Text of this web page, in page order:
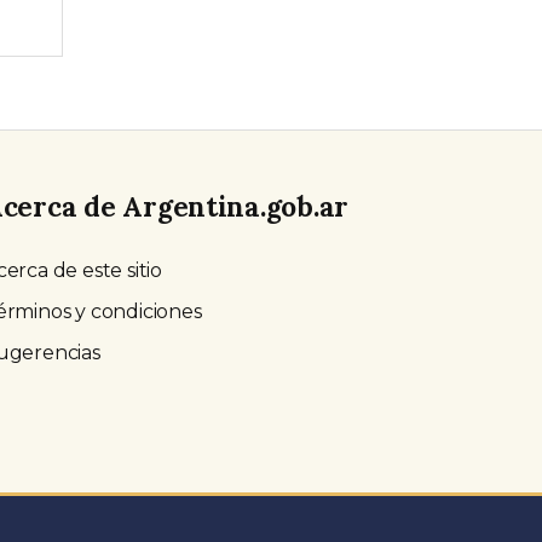
de Argentina.gob.ar
de este sitio
y condiciones